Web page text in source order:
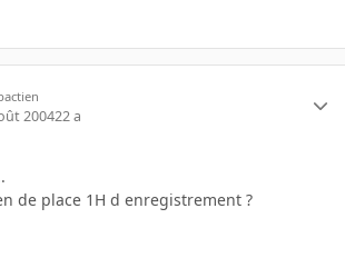
200422 a
de place 1H d enregistrement ?